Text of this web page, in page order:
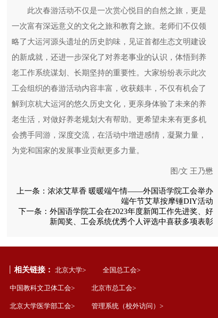
此次春游活动不仅是一次赏心悦目的自然之旅，更是
一次富有深远意义的文化之旅和教育之旅。老师们不仅领
略了大运河源头遗址的历史韵味，见证首都生态文明建设
的新成就，还进一步深化了对养老事业的认识，体悟到养
老工作系统谋划、长期坚持的重要性。大家纷纷表示此次
工会组织的春游活动内容丰富，收获颇丰，不仅有机会了
解到京杭大运河的悠久历史文化，更亲身体验了未来的养
老生活，对做好养老规划大有帮助。更希望未来有更多机
会携手同游，深度交流，在活动中增进感情，凝聚力量，
为党和国家的发展事业贡献更多力量。
图/文 王乃懋
上一条： 浓浓艾草香 暖暖端午情——外国语学院工会举办
端午节艾草按摩锤DIY活动
下一条： 外国语学院工会在2023年度新闻工作先进奖、好
新闻奖、工会系统优秀个人评选中喜获多项表彰
相关链接： 北京大学> 全国总工会>
中国教科文卫体工会> 北京市总工会>
北京大学医学部工会> 管理系统（校外访问）>